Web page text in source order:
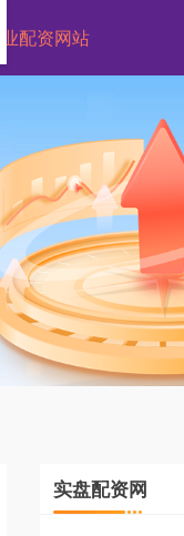
配资网站
实盘配资网